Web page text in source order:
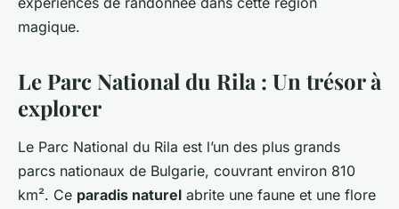
magique.
Le Parc National du Rila : Un trésor à
explorer
Le Parc National du Rila est l’un des plus grands
parcs nationaux de Bulgarie, couvrant environ 810
km². Ce paradis naturel abrite une faune et une flore